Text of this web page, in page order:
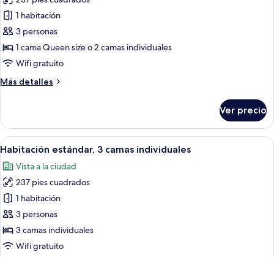
de
Habitación
estándar
1 habitación
3 personas
1 cama Queen size o 2 camas individuales
Wifi gratuito
Más detalles
Más
estándar
Ver precio
Abrir
todas
las
fotos
de
Habitación
estándar,
3
Habitación de hotel con dos camas,
11
Habitación estándar, 3 camas individuales
Vista a la ciudad
237 pies cuadrados
1 habitación
3 personas
3 camas individuales
Wifi gratuito